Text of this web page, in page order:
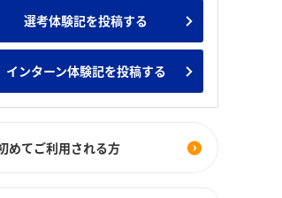
キング みんなのインターン人気企業ランキ
選考体験記を投稿する
インターン体験記を投稿する
めてご利用される方